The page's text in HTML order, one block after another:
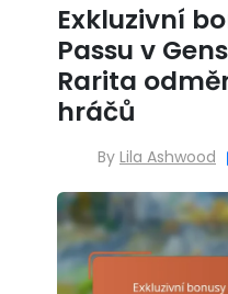
Exkluzivní
Passu v
Rarita
hráčů
By Lila Ashwood